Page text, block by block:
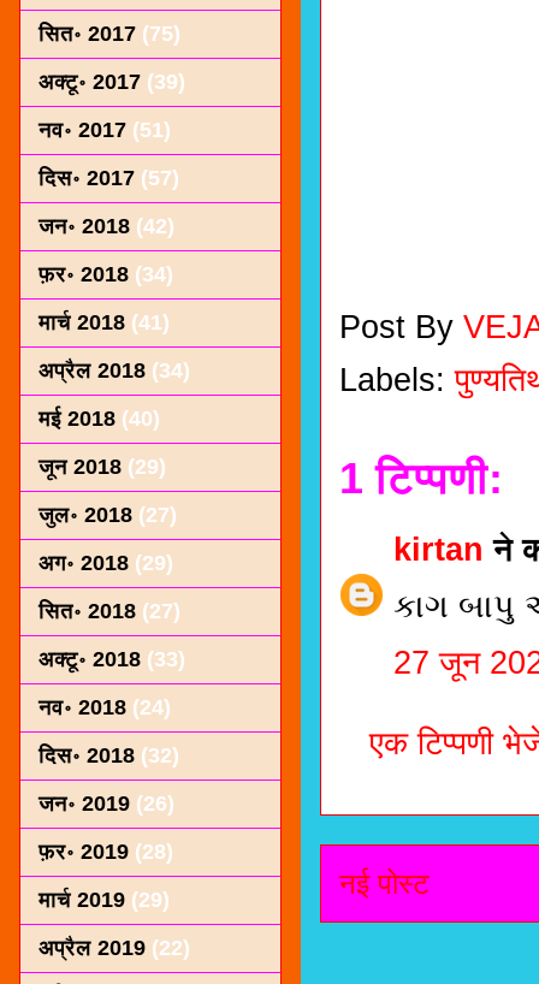
Post By
Labels:
1 टिप्पणी:
kirtan ने
કાગ બાપુ
27 जून
एक टिप्पणी
नई पोस्ट
सित॰ 2017 (75)
अक्टू॰ 2017 (39)
नव॰ 2017 (51)
दिस॰ 2017 (57)
जन॰ 2018 (42)
फ़र॰ 2018 (34)
मार्च 2018 (41)
अप्रैल 2018 (34)
मई 2018 (40)
जून 2018 (29)
जुल॰ 2018 (27)
अग॰ 2018 (29)
सित॰ 2018 (27)
अक्टू॰ 2018 (33)
नव॰ 2018 (24)
दिस॰ 2018 (32)
जन॰ 2019 (26)
फ़र॰ 2019 (28)
मार्च 2019 (29)
अप्रैल 2019 (22)